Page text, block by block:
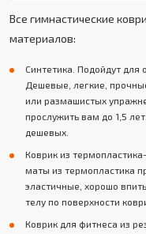
Все гимнастические
материалов:
Синтетика. Подойдут
Дешевые, легкие,
или размашистых
прослужить вам до 1,5
дешевых.
Коврик из
маты из термопластика
эластичные, хорошо
телу по поверхности
Коврик для фитнеса из